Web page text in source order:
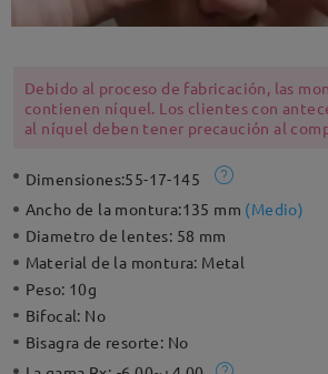
Debido al proceso de fabricación, las
contienen níquel. Los clientes con
al níquel deben tener precaución al
Dimensiones:55-17-145
Ancho de la montura:135 mm (Medio)
Diametro de lentes: 58 mm
Material de la montura: Metal
Peso: 10g
Bifocal: No
Bisagra de resorte: No